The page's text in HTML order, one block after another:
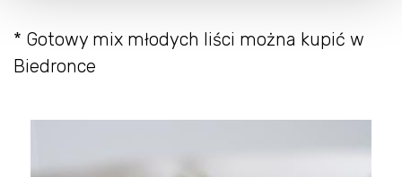
* Gotowy mix młodych liści można kupić w
Biedronce